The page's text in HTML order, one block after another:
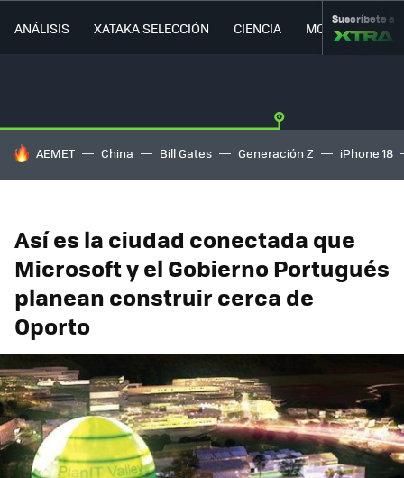
ANÁLISIS XATAKA SELECCIÓN CIENCIA MOVILIDAD
Suscríbete a
HOY SE HABLA DE
AEMET China Bill Gates Generación Z iPhone 18
Así es la ciudad conectada que
Microsoft y el Gobierno Portugués
planean construir cerca de
Oporto